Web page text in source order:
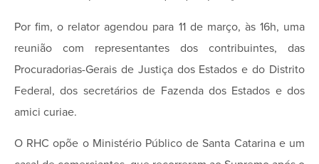
Por fim, o relator agendou para 11 de março, às 16h, uma
reunião com representantes dos contribuintes, das
Procuradorias-Gerais de Justiça dos Estados e do Distrito
Federal, dos secretários de Fazenda dos Estados e dos
amici curiae.
O RHC opõe o Ministério Público de Santa Catarina e um